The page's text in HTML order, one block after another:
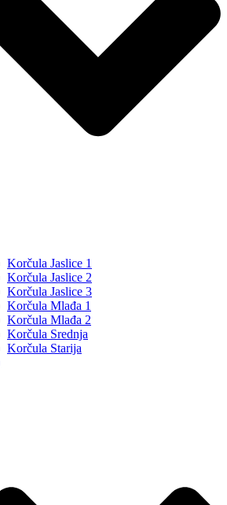
Korčula Jaslice 1
Korčula Jaslice 2
Korčula Jaslice 3
Korčula Mlađa 1
Korčula Mlađa 2
Korčula Srednja
Korčula Starija